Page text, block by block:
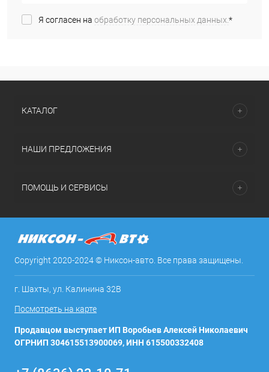
Я согласен на обработку персональных данных.*
КАТАЛОГ
НАШИ ПРЕДЛОЖЕНИЯ
ПОМОЩЬ И СЕРВИСЫ
Copyright 2020-2024 © Никсон-авто. Все права защищены.
г. Шахты, ул. Калинина 32В
Посмотреть на карте
Продавцом выступает ИП Воробьев Алексей Николаевич
ОГРНИП 304615513900069, ИНН 615500332408